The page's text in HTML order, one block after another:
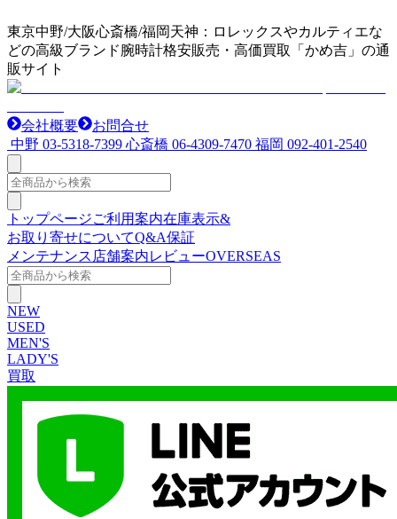
東京中野/大阪心斎橋/福岡天神：ロレックスやカルティエな
どの高級ブランド腕時計格安販売・高価買取「かめ吉」の通
販サイト
会社概要
お問合せ
中野 03-5318-7399 心斎橋 06-4309-7470 福岡 092-401-2540
トップページご利用案内在庫表示&
お取り寄せについてQ&A保証
メンテナンス 店舗案内レビューOVERSEAS
NEW
USED
MEN'S
LADY'S
買取